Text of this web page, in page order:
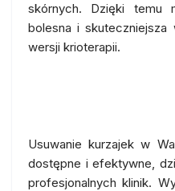
skórnych. Dzięki temu
bolesna i
wersji krioterapii.
Usuwanie kurzajek w
dostępne i efektywne,
profesjonalnych klinik.